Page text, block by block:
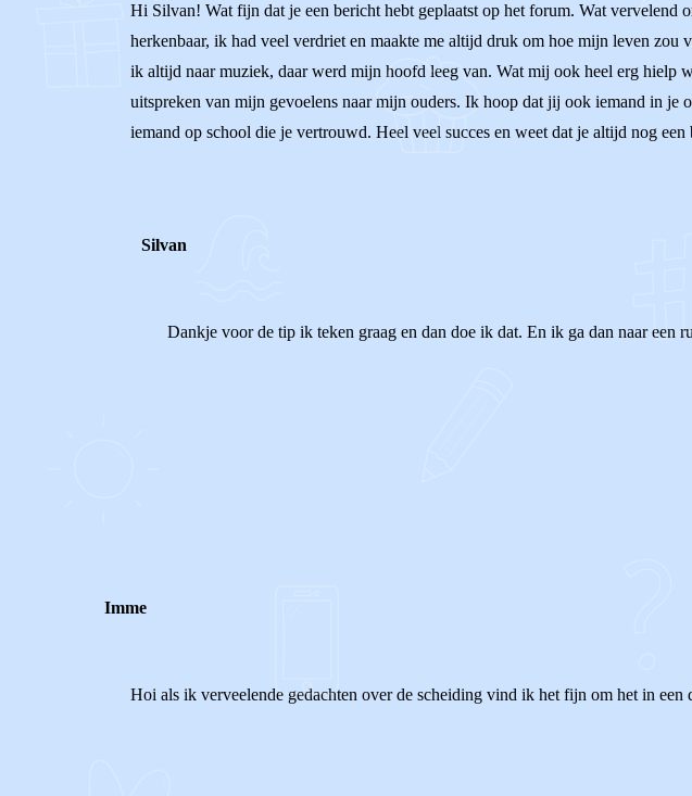
Hi Silvan! Wat fijn dat je een bericht hebt geplaatst op het forum. Wat vervelend
herkenbaar, ik had veel verdriet en maakte me altijd druk om hoe mijn leven
ik altijd naar muziek, daar werd mijn hoofd leeg van. Wat mij ook heel erg hielp
uitspreken van mijn gevoelens naar mijn ouders. Ik hoop dat jij ook iemand in
iemand op school die je vertrouwd. Heel veel succes en weet dat je altijd nog
Silvan
Dankje voor de tip ik teken graag en dan doe ik dat. En ik ga dan naar een
Imme
Hoi als ik verveelende gedachten over de scheiding vind ik het fijn om het in